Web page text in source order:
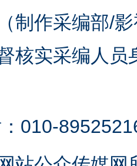
制作采编部/
核实采编人员
010-
谢